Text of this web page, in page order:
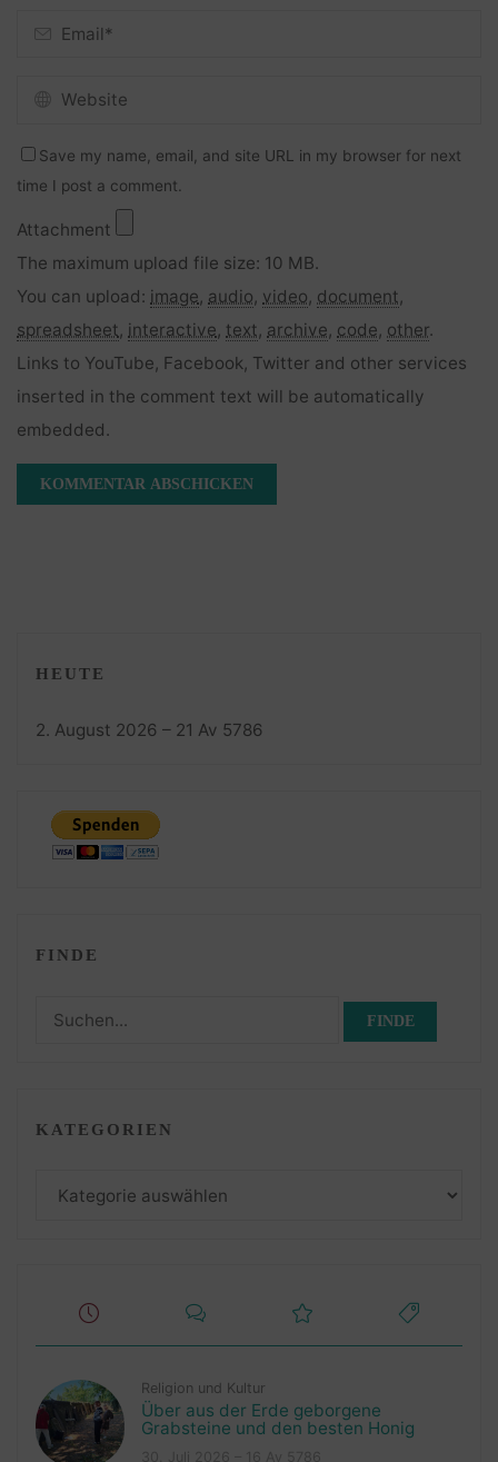
Save my name, email, and site URL in my browser for next
time I post a comment.
Attachment
The maximum upload file size: 10 MB.
You can upload: image, audio, video, document,
spreadsheet, interactive, text, archive, code, other.
Links to YouTube, Facebook, Twitter and other services
inserted in the comment text will be automatically
embedded.
HEUTE
2. August 2026 – 21 Av 5786
FINDE
Suchen
KATEGORIEN
Religion und Kultur
Über aus der Erde geborgene
Grabsteine und den besten Honig